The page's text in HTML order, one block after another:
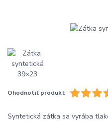
Ohodnotiť produkt
Syntetická zátka sa vyrába